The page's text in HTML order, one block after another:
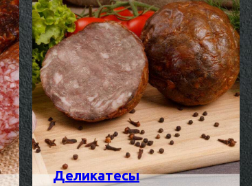
Деликатесы